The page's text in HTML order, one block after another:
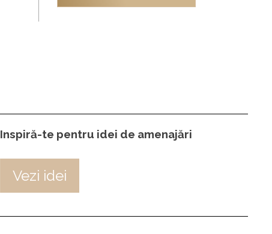
Inspiră-te pentru idei de amenajări
Vezi idei